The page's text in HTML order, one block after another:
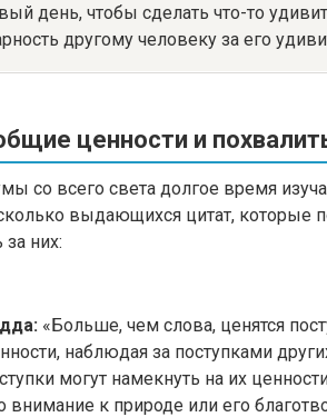
день, чтобы сделать что-то
другому человеку за его
ценности и
со всего света долгое время
выдающихся цитат, которые
за них:
«Больше, чем слова, ценятся
наблюдая за поступками
могут намекнуть на их
внимание к природе или его